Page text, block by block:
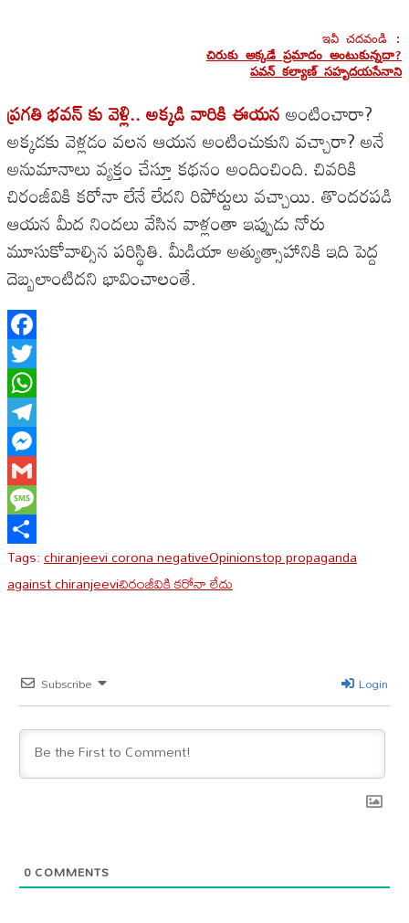
చిరుకు అక్కడే ప్రమాదం అంటుకున్నదా?
పవన్ కల్యాణ్ సహృదయసేనాని
ప్రగతి భవన్ కు వెళ్లి.. అక్కడి వారికి ఈయనఅంటించారా?
అక్కడకు వెళ్లడం వలన ఆయన అంటించుకుని వచ్చారా? అనే
అనుమానాలు వ్యక్తం చేస్తూ కథనం అందించింది. చివరికి
చిరంజీవికి కరోనా లేనే లేదని రిపోర్టులు వచ్చాయి. తొందరపడి
ఆయన మీద నిందలు వేసిన వాళ్లంతా ఇప్పుడు నోరు
మూసుకోవాల్సిన పరిస్థితి. మీడియా అత్యుత్సాహానికి ఇది పెద్ద
దెబ్బలాంటిదని భావించాలంతే.
Facebook
Twitter
WhatsApp
Telegram
Messenger
Gmail
Message
Share
Tags:chiranjeevi corona negativeOpinionstop propaganda
against chiranjeeviచిరంజీవికి కరోనా లేదు
Subscribe Login
0COMMENTS